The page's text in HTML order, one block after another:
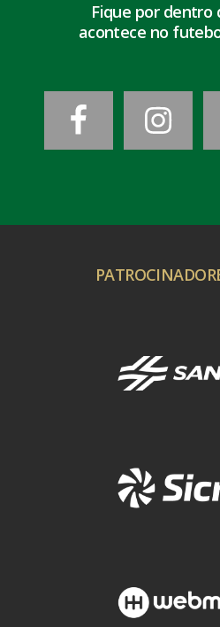
Fique por dentro
acontece no